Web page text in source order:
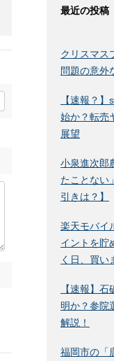
最近の投稿
クリスマス
問題の意外
【速報？
始か？転売
展望
小泉進次郎
たことない
引きは？】
楽天モバイ
イントを貯
く日、買い
【速報】
明か？参院
解説！
福岡市の「